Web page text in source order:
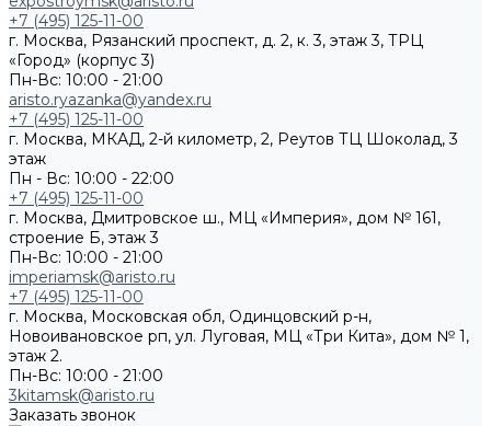
+7 (495) 125-11-00
г. Москва, Рязанский проспект, д. 2, к. 3, этаж 3, ТРЦ
«Город» (корпус 3)
Пн-Вс: 10:00 - 21:00
aristo.ryazanka@yandex.ru
+7 (495) 125-11-00
г. Москва, МКАД, 2-й километр, 2, Реутов ТЦ Шоколад, 3
этаж
Пн - Вс: 10:00 - 22:00
+7 (495) 125-11-00
г. Москва, Дмитровское ш., МЦ «Империя», дом № 161,
строение Б, этаж 3
Пн-Вс: 10:00 - 21:00
imperiamsk@aristo.ru
+7 (495) 125-11-00
г. Москва, Московская обл, Одинцовский р-н,
Новоивановское рп, ул. Луговая, МЦ «Три Кита», дом № 1,
этаж 2.
Пн-Вс: 10:00 - 21:00
3kitamsk@aristo.ru
Заказать звонок